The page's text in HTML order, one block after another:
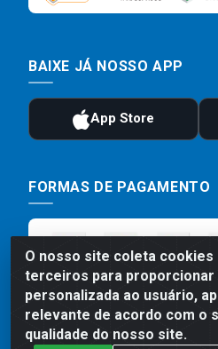
O nosso site coleta cookies
terceiros para proporcionar
personalizada ao usuário,
relevante de acordo com o
qualidade do nosso site.
BAIXE JÁ NOSSO APP
FORMAS DE PAGAMENTO